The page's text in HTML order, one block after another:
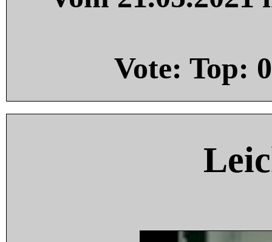
Vote: Top: 0